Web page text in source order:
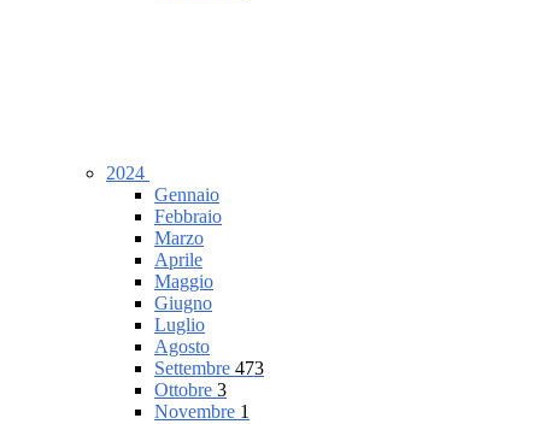
2024
Gennaio
Febbraio
Marzo
Aprile
Maggio
Giugno
Luglio
Agosto
Settembre 473
Ottobre 3
Novembre 1